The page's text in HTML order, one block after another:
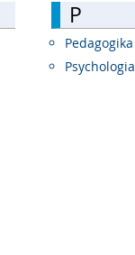
P
Pedagogika
Psychologia